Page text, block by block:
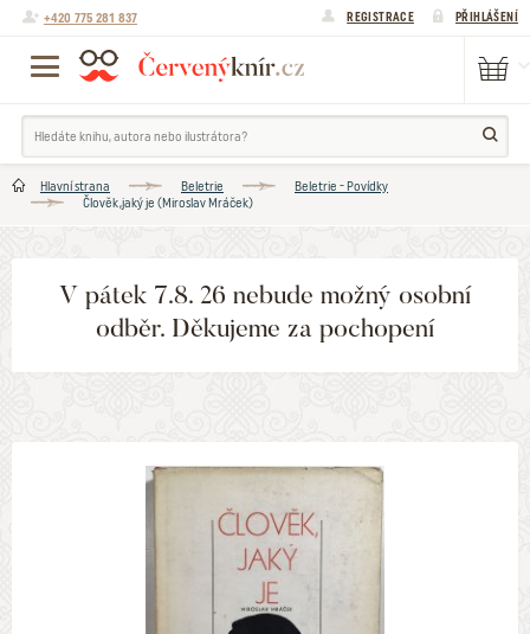
+420 775 281 837 REGISTRACE PŘIHLÁŠENÍ
Hlavní strana Beletrie
Beletrie - Povídky
Člověk,jaký je (Miroslav Mráček)
V pátek 7.8. 26 nebude možný osobní
odběr. Děkujeme za pochopení